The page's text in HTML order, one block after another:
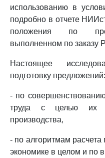
использованию в
подробно в отчете
положения по
выполненном по заказу
Настоящее
подготовку предложений:
- по
труда с целью их
производства,
- по алгоритмам расчета
экономике в целом и по